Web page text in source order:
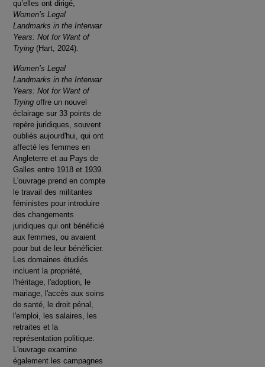
qu’elles ont dirigé,
Women’s Legal
Landmarks in the Interwar
Years: Not for Want of
Trying (Hart, 2024).
Women’s Legal
Landmarks in the Interwar
Years: Not for Want of
Trying offre un nouvel
éclairage sur 33 points de
repère juridiques, souvent
oubliés aujourd'hui, qui ont
affecté les femmes en
Angleterre et au Pays de
Galles entre 1918 et 1939.
L'ouvrage prend en compte
le travail des militantes
féministes pour introduire
des changements
juridiques qui ont bénéficié
aux femmes, ou avaient
pour but de leur bénéficier.
Les domaines étudiés
incluent la propriété,
l'héritage, l'adoption, le
mariage, l'accès aux soins
de santé, le droit pénal,
l'emploi, les salaires, les
retraites et la
représentation politique.
L'ouvrage examine
également les campagnes